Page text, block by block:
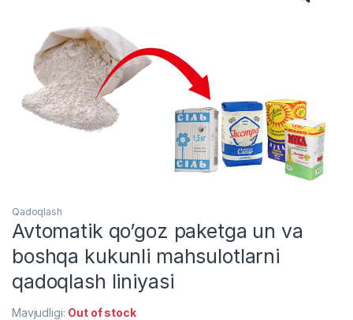
Qadoqlash
Avtomatik qo’goz paketga un va
boshqa kukunli mahsulotlarni
qadoqlash liniyasi
Mavjudligi: Out of stock